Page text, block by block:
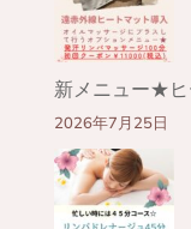
新メニュー★ヒ
2026年7月25日